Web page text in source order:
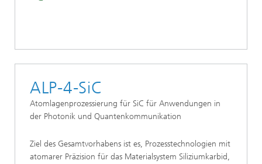
ALP-4-SiC
Atomlagenprozessierung für SiC für Anwendungen in
der Photonik und Quantenkommunikation
Ziel des Gesamtvorhabens ist es, Prozesstechnologien mit
atomarer Präzision für das Materialsystem Siliziumkarbid,